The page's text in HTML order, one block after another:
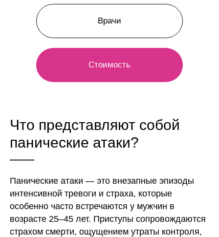
Врачи
Стоимость
Что представляют собой
панические атаки?
Панические атаки — это внезапные эпизоды
интенсивной тревоги и страха, которые
особенно часто встречаются у мужчин в
возрасте 25–45 лет. Приступы сопровождаются
страхом смерти, ощущением утраты контроля,